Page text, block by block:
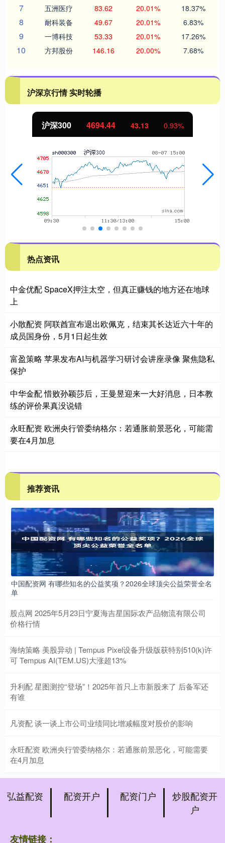
7 五洲医疗 83.62 20.01% 18.37%
8 耐科装备 49.67 20.01% 6.83%
9 一博科技 53.33 20.01% 17.26%
10 方邦股份 146.16 20.00% 7.68%
沪深京行情 实时轮播
沪深300 4694.44 43.13 0.93%
热点资讯
中金优配 SpaceX押注太空，但真正赚钱的地方还在地球
上
小散配资 阿联酋宣布退出欧佩克，结束其长达近六十年的
成员国身份，5月1日起生效
富盈策略 苹果发布AI与机器学习研讨会讲座录像 聚焦隐私
保护
中华金配 惜败孙颖莎后，王曼昱迎来一大好消息，日本教
练的评价果真没说错
永旺配资 欧洲央行管委纳格尔：若通胀前景恶化，可能需
要在4月加息
推荐资讯
中国配资网 有哪些知名的公益奖项？2026全球顶尖公益荣誉全名
单
股点网 2025年5月23日宁夏海吉星国际农产品物流有限公司
价格行情
海纳策略 美股异动 | Tempus Pixel设备升级版获特别510(k)许
可 Tempus AI(TEM.US)大涨超13%
升利配 星图测控“登场”！2025年首只上市新股来了 后备军还
有谁
凡资配 谈一谈上市公司业绩同比增减幅度对股价的影响
永旺配资 欧洲央行管委纳格尔：若通胀前景恶化，可能需要
在4月加息
弘益配资 配资开户 配资门户
炒股配资开
户
友情链接：